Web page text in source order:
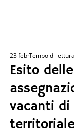
Esito
vacanti di
23 febTempo di